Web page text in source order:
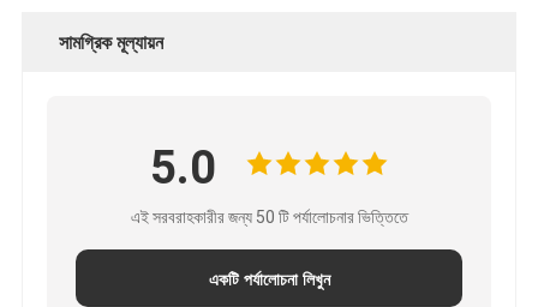
সামগ্রিক মূল্যায়ন
5.0
এই সরবরাহকারীর জন্য 50 টি পর্যালোচনার ভিত্তিতে
একটি পর্যালোচনা লিখুন